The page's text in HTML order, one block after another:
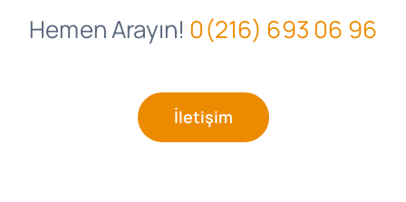
Hemen Arayın! 0(216) 693 06 96
İletişim